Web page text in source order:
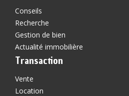
Conseils
Recherche
Gestion de bien
Actualité immobilière
Transaction
Vente
Location